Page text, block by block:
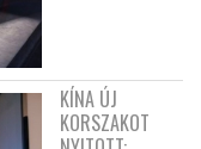
KÍNA ÚJ
KORSZAKOT